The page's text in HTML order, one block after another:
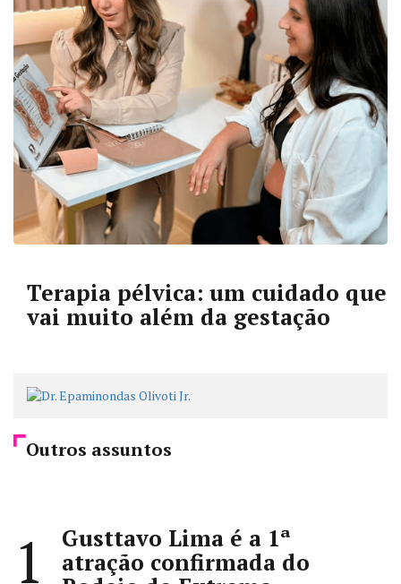
Terapia pélvica: um cuidado que
vai muito além da gestação
Outros assuntos
1
Gusttavo Lima é a 1ª
atração confirmada do